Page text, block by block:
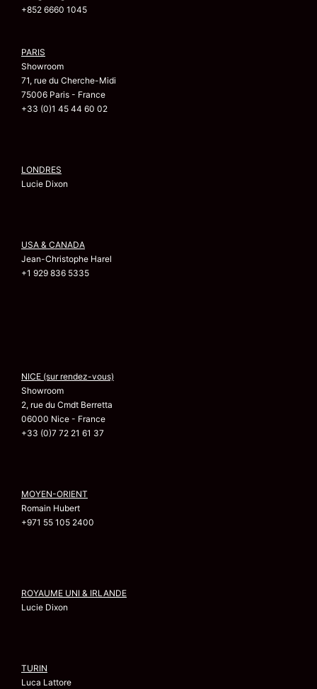
+852 6660 1045
PARIS
Showroom
71, rue du Cherche-Midi
75006 Paris - France
+33 (0)1 45 44 60 02
LONDRES
Lucie Dixon
USA & CANADA
Jean-Christophe Harel
+1 929 836 5335
NICE (sur rendez-vous)
Showroom
2, rue du Cmdt Berretta
06000 Nice - France
+33 (0)7 72 21 61 37
MOYEN-ORIENT
Romain Hubert
+971 55 105 2400
ROYAUME UNI & IRLANDE
Lucie Dixon
TURIN
Luca Lattore